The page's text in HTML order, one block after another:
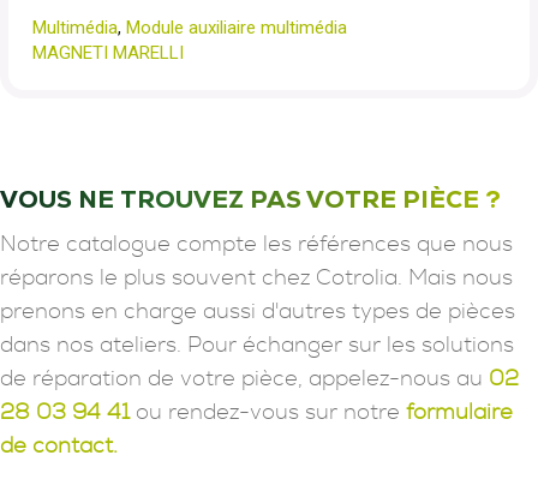
Multimédia, Module auxiliaire multimédia
MAGNETI MARELLI
VOUS NE TROUVEZ PAS VOTRE PIÈCE ?
Notre catalogue compte les références que nous
réparons le plus souvent chez Cotrolia. Mais nous
prenons en charge aussi d'autres types de pièces
dans nos ateliers. Pour échanger sur les solutions
de réparation de votre pièce, appelez-nous au 02
28 03 94 41ou rendez-vous sur notre formulaire
de contact.